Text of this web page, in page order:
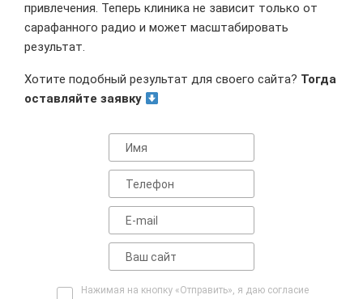
привлечения. Теперь клиника не зависит только от
сарафанного радио и может масштабировать
результат.
Хотите подобный результат для своего сайта? Тогда
оставляйте заявку
Нажимая на кнопку «Отправить», я даю согласие